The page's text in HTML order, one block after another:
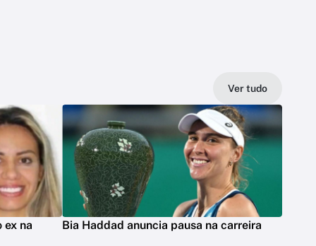
Ver tudo
ex na
Bia Haddad anuncia pausa na carreira